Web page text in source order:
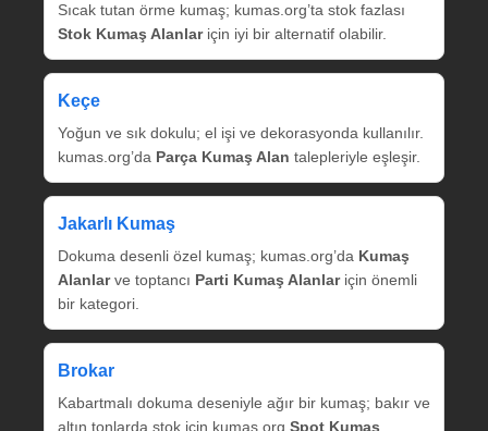
Sıcak tutan örme kumaş; kumas.org’ta stok fazlası
Stok Kumaş Alanlariçin iyi bir alternatif olabilir.
Keçe
Yoğun ve sık dokulu; el işi ve dekorasyonda kullanılır.
kumas.org’da Parça Kumaş Alan talepleriyle eşleşir.
Jakarlı Kumaş
Dokuma desenli özel kumaş; kumas.org’da Kumaş
Alanlarve toptancı Parti Kumaş Alanlariçin önemli
bir kategori.
Brokar
Kabartmalı dokuma deseniyle ağır bir kumaş; bakır ve
altın tonlarda stok için kumas.org Spot Kumaş